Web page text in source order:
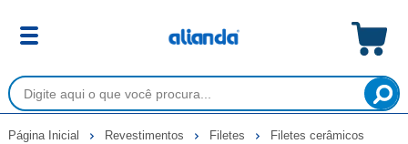
Página Inicial Revestimentos Filetes Filetes cerâmicos